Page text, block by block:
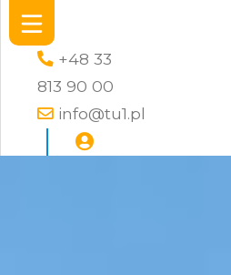
+48 33
813 90 00
info@tu1.pl